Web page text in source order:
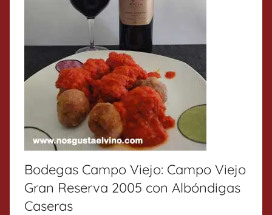
Bodegas Campo Viejo: Campo Viejo
Gran Reserva 2005 con Albóndigas
Caseras